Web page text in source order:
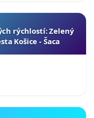
rýchlostí: Zelený
Košice - Šaca